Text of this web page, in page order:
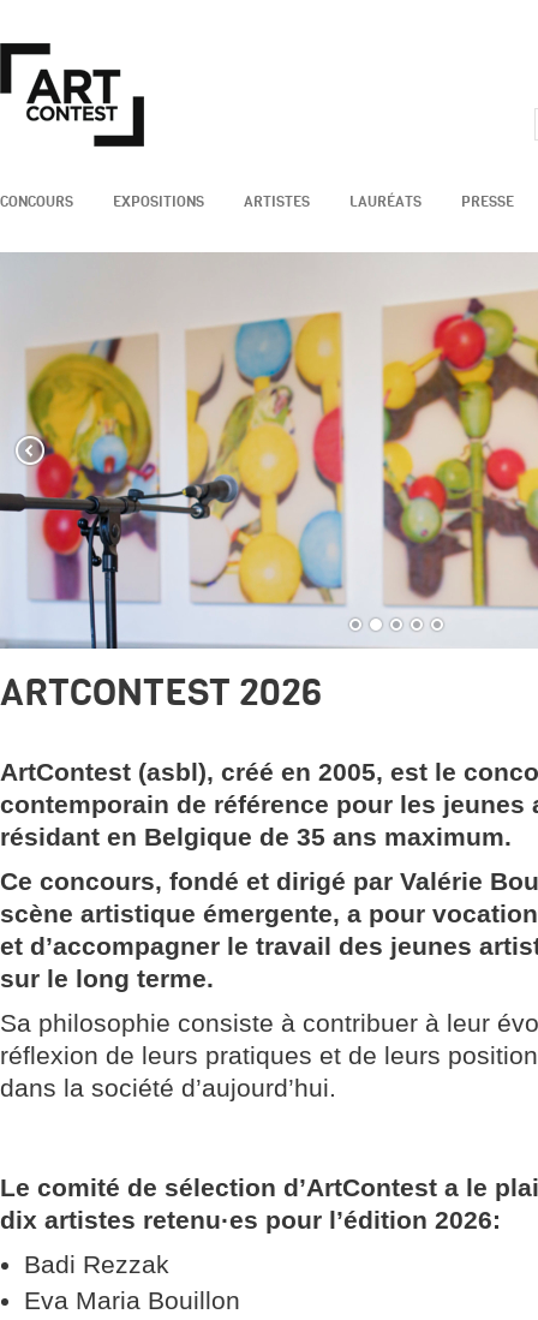
CONCOURS EXPOSITIONS ARTISTES LAURÉATS PRESSE
ARTCONTEST 2026
ArtContest (asbl), créé en 2005, est le
contemporain de référence pour les jeunes
résidant en Belgique de 35 ans maximum.
Ce concours, fondé et dirigé par Valérie
scène artistique émergente, a pour
et d’accompagner le travail des jeunes
sur le long terme.
Sa philosophie consiste à contribuer à leur
réflexion de leurs pratiques et de leurs
dans la société d’aujourd’hui.
Le comité de sélection d’ArtContest a le
dix artistes retenu·es pour l’édition 2026:
Badi Rezzak
Eva Maria Bouillon